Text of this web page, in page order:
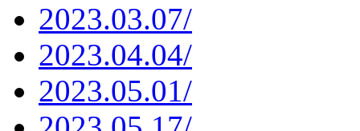
2023.03.07/
2023.04.04/
2023.05.01/